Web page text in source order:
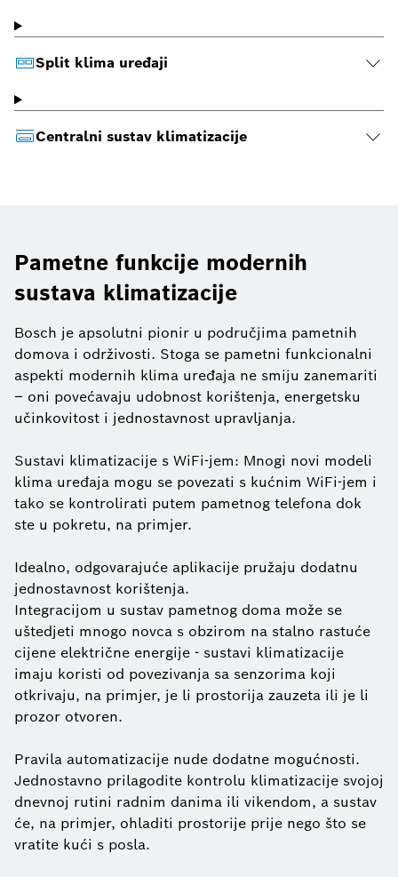
Split klima uređaji
Centralni sustav klimatizacije
Pametne funkcije modernih
sustava klimatizacije
Bosch je apsolutni pionir u područjima pametnih
domova i održivosti. Stoga se pametni funkcionalni
aspekti modernih klima uređaja ne smiju zanemariti
– oni povećavaju udobnost korištenja, energetsku
učinkovitost i jednostavnost upravljanja.
Sustavi klimatizacije s WiFi-jem: Mnogi novi modeli
klima uređaja mogu se povezati s kućnim WiFi-jem i
tako se kontrolirati putem pametnog telefona dok
ste u pokretu, na primjer.
Idealno, odgovarajuće aplikacije pružaju dodatnu
jednostavnost korištenja.
Integracijom u sustav pametnog doma može se
uštedjeti mnogo novca s obzirom na stalno rastuće
cijene električne energije - sustavi klimatizacije
imaju koristi od povezivanja sa senzorima koji
otkrivaju, na primjer, je li prostorija zauzeta ili je li
prozor otvoren.
Pravila automatizacije nude dodatne mogućnosti.
Jednostavno prilagodite kontrolu klimatizacije svojoj
dnevnoj rutini radnim danima ili vikendom, a sustav
će, na primjer, ohladiti prostorije prije nego što se
vratite kući s posla.